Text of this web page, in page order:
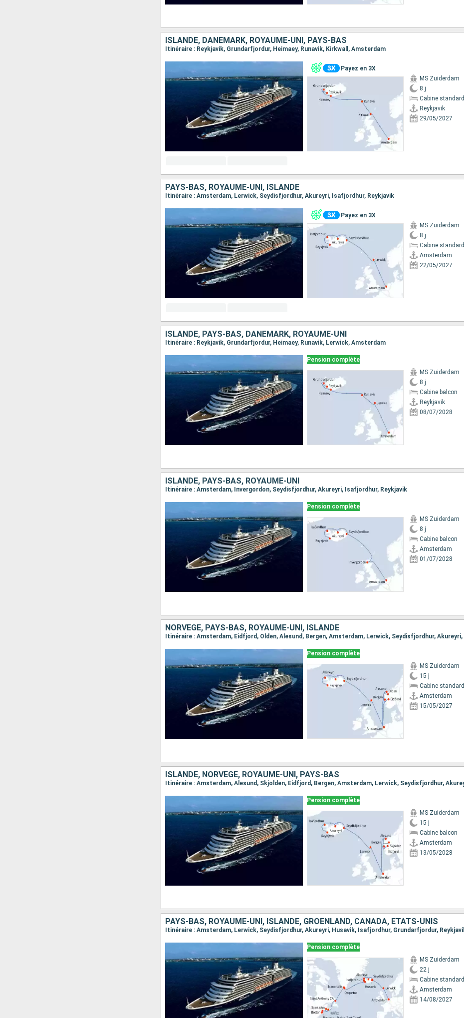
ISLANDE, DANEMARK, ROYAUME-UNI, PAYS-BAS
Itinéraire : Reykjavik, Grundarfjordur, Heimaey, Runavik, Kirkwall, Amsterdam
Payez en 3X
MS Zuiderdam
8 j
Cabine standard
Reykjavik
29/05/2027
PAYS-BAS, ROYAUME-UNI, ISLANDE
Itinéraire : Amsterdam, Lerwick, Seydisfjordhur, Akureyri, Isafjordhur, Reykjavik
Payez en 3X
MS Zuiderdam
8 j
Cabine standard
Amsterdam
22/05/2027
ISLANDE, PAYS-BAS, DANEMARK, ROYAUME-UNI
Itinéraire : Reykjavik, Grundarfjordur, Heimaey, Runavik, Lerwick, Amsterdam
Pension complète
MS Zuiderdam
8 j
Cabine balcon
Reykjavik
08/07/2028
ISLANDE, PAYS-BAS, ROYAUME-UNI
Itinéraire : Amsterdam, Invergordon, Seydisfjordhur, Akureyri, Isafjordhur, Reykjavik
Pension complète
MS Zuiderdam
8 j
Cabine balcon
Amsterdam
01/07/2028
NORVÈGE, PAYS-BAS, ROYAUME-UNI, ISLANDE
Pension complète
MS Zuiderdam
15 j
Cabine standard
Amsterdam
15/05/2027
ISLANDE, NORVÈGE, ROYAUME-UNI, PAYS-BAS
Pension complète
MS Zuiderdam
15 j
Cabine balcon
Amsterdam
13/05/2028
PAYS-BAS, ROYAUME-UNI, ISLANDE, GRÖENLAND, CANADA, ÉTATS-UNIS
Pension complète
MS Zuiderdam
22 j
Cabine standard
Amsterdam
14/08/2027